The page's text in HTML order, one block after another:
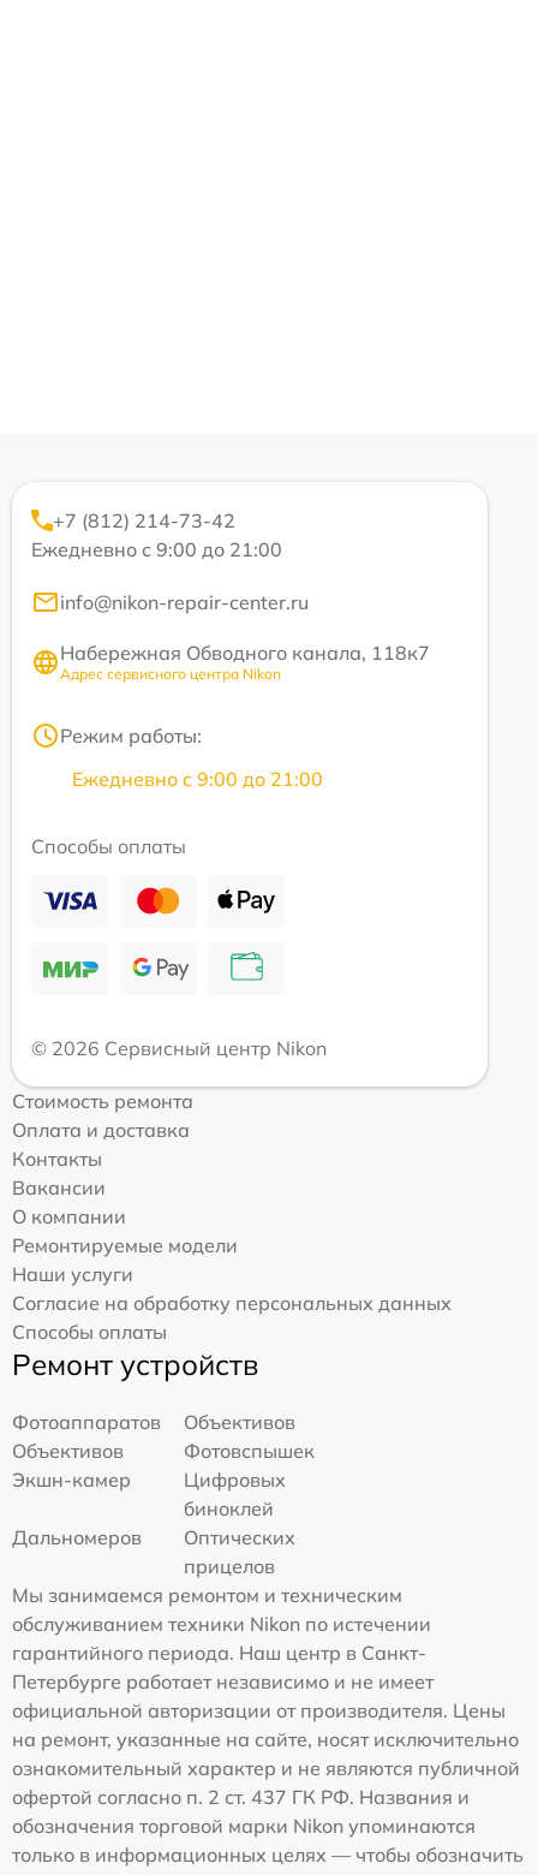
+7 (812) 214-73-42
Ежедневно с 9:00 до 21:00
info@nikon-repair-center.ru
Набережная Обводного канала, 118к7
Адрес сервисного центра Nikon
Режим работы:
Ежедневно с 9:00 до 21:00
Способы оплаты
© 2026 Сервисный центр Nikon
Стоимость ремонта
Оплата и доставка
Контакты
Вакансии
О компании
Ремонтируемые модели
Наши услуги
Согласие на обработку персональных данных
Способы оплаты
Ремонт устройств
Фотоаппаратов
Объективов
Объективов
Фотовспышек
Экшн-камер
Цифровых
биноклей
Дальномеров
Оптических
прицелов
Мы занимаемся ремонтом и техническим
обслуживанием техники Nikon по истечении
гарантийного периода. Наш центр в Санкт-
Петербурге работает независимо и не имеет
официальной авторизации от производителя. Цены
на ремонт, указанные на сайте, носят исключительно
ознакомительный характер и не являются публичной
офертой согласно п. 2 ст. 437 ГК РФ. Названия и
обозначения торговой марки Nikon упоминаются
только в информационных целях — чтобы обозначить